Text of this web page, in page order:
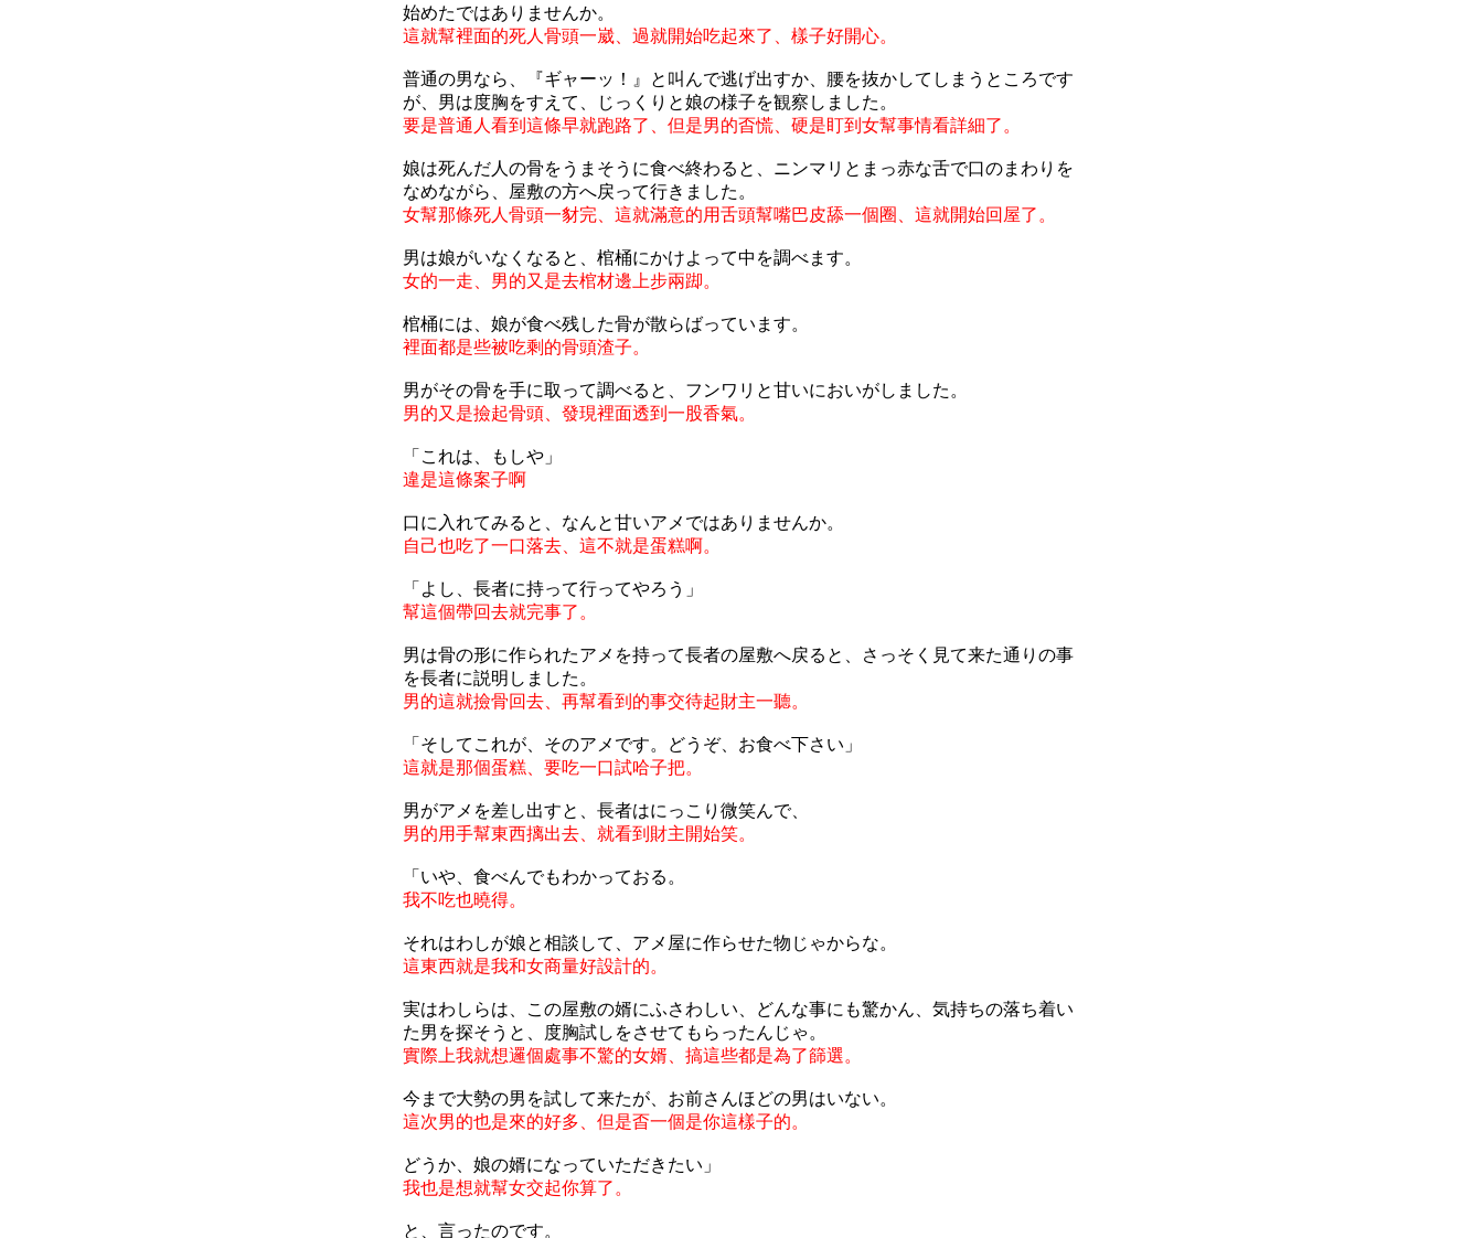
始めたではありませんか。
這就幫裡面的死人骨頭一崴、過就開始吃起來了、樣子好開心。
普通の男なら、『ギャーッ！』と叫んで逃げ出すか、腰を抜かしてしまうところです
が、男は度胸をすえて、じっくりと娘の様子を観察しました。
要是普通人看到這條早就跑路了、但是男的㫘慌、硬是盯到女幫事情看詳細了。
娘は死んだ人の骨をうまそうに食べ終わると、ニンマリとまっ赤な舌で口のまわりを
なめながら、屋敷の方へ戻って行きました。
女幫那條死人骨頭一豺完、這就滿意的用舌頭幫嘴巴皮舔一個圈、這就開始回屋了。
男は娘がいなくなると、棺桶にかけよって中を調べます。
女的一走、男的又是去棺材邊上步兩踋。
棺桶には、娘が食べ残した骨が散らばっています。
裡面都是些被吃剩的骨頭渣子。
男がその骨を手に取って調べると、フンワリと甘いにおいがしました。
男的又是撿起骨頭、發現裡面透到一股香氣。
「これは、もしや」
違是這條案子啊
口に入れてみると、なんと甘いアメではありませんか。
自己也吃了一口落去、這不就是蛋糕啊。
「よし、長者に持って行ってやろう」
幫這個帶回去就完事了。
男は骨の形に作られたアメを持って長者の屋敷へ戻ると、さっそく見て来た通りの事
を長者に説明しました。
男的這就撿骨回去、再幫看到的事交待起財主一聽。
「そしてこれが、そのアメです。どうぞ、お食べ下さい」
這就是那個蛋糕、要吃一口試哈子把。
男がアメを差し出すと、長者はにっこり微笑んで、
男的用手幫東西摛出去、就看到財主開始笑。
「いや、食べんでもわかっておる。
我不吃也曉得。
それはわしが娘と相談して、アメ屋に作らせた物じゃからな。
這東西就是我和女商量好設計的。
実はわしらは、この屋敷の婿にふさわしい、どんな事にも驚かん、気持ちの落ち着い
た男を探そうと、度胸試しをさせてもらったんじゃ。
實際上我就想邏個處事不驚的女婿、搞這些都是為了篩選。
今まで大勢の男を試して来たが、お前さんほどの男はいない。
這次男的也是來的好多、但是㫘一個是你這樣子的。
どうか、娘の婿になっていただきたい」
我也是想就幫女交起你算了。
と、言ったのです。